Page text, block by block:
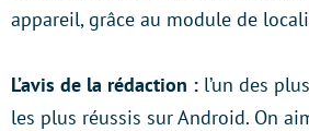
appareil, grâce au module de
L’avis de la rédaction : l’un des
les plus réussis sur Android. On